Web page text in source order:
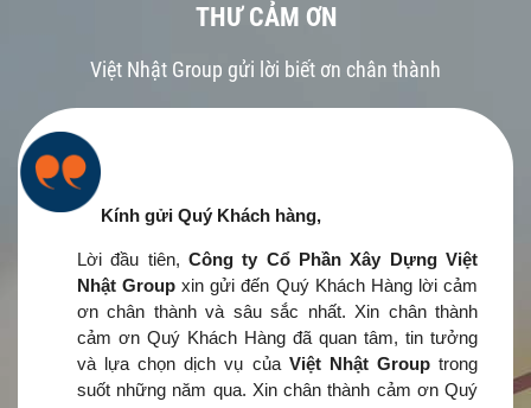
THƯ CẢM ƠN
Việt Nhật Group gửi lời biết ơn chân thành
Kính gửi Quý Khách hàng,
Lời đầu tiên, Công ty Cổ Phần Xây Dựng Việt
Nhật Group xin gửi đến Quý Khách Hàng lời cảm
ơn chân thành và sâu sắc nhất. Xin chân thành
cảm ơn Quý Khách Hàng đã quan tâm, tin tưởng
và lựa chọn dịch vụ của Việt Nhật Grouptrong
suốt những năm qua. Xin chân thành cảm ơn Quý